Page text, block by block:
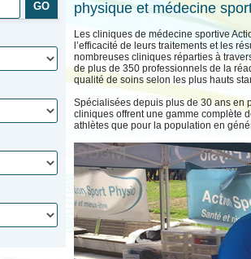
physique et médecine
Les cliniques de médecine sportive
l’efficacité de leurs traitements et les
nombreuses cliniques réparties à
de plus de 350 professionnels de la
qualité de soins selon les plus hauts
Spécialisées depuis plus de 30 ans en
cliniques offrent une gamme complète
athlètes que pour la population en